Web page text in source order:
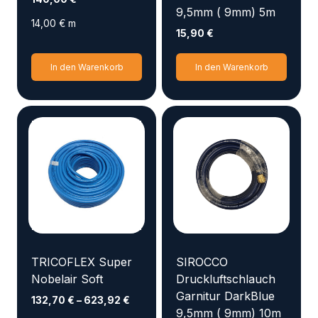
14,00 € m
In den Warenkorb
9,5mm ( 9mm) 5m
15,90 €
In den Warenkorb
TRICOFLEX Super
Nobelair Soft
132,70 € – 623,92 €
SIROCCO
Druckluftschlauch
Garnitur DarkBlue
9,5mm ( 9mm) 10m